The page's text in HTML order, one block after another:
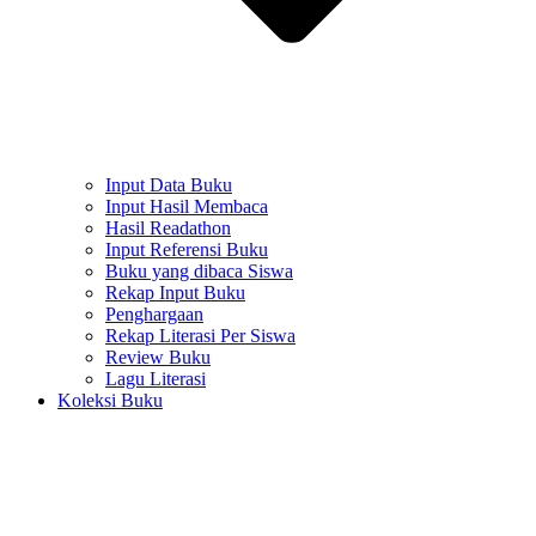
Input Data Buku
Input Hasil Membaca
Hasil Readathon
Input Referensi Buku
Buku yang dibaca Siswa
Rekap Input Buku
Penghargaan
Rekap Literasi Per Siswa
Review Buku
Lagu Literasi
Koleksi Buku